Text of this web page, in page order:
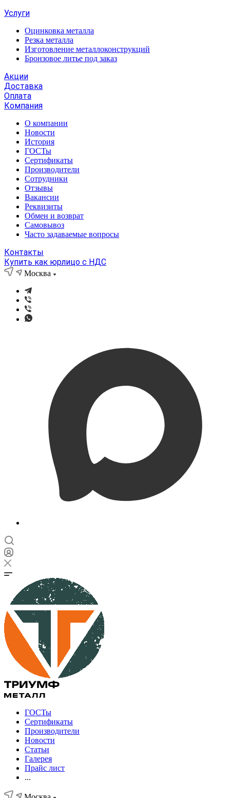
Услуги
Оцинковка металла
Резка металла
Изготовление металлоконструкций
Бронзовое литье под заказ
Акции
Доставка
Оплата
Компания
О компании
Новости
История
ГОСТы
Сертификаты
Производители
Сотрудники
Отзывы
Вакансии
Реквизиты
Обмен и возврат
Самовывоз
Часто задаваемые вопросы
Контакты
Купить как юрлицо с НДС
Москва
ГОСТы
Сертификаты
Производители
Новости
Статьи
Галерея
Прайс лист
...